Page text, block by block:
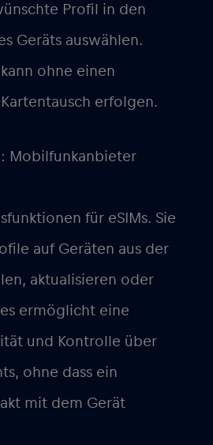
Profil in den
Geräts auswählen.
ohne einen
erfolgen.
Mobilfunkanbieter
für eSIMs. Sie
auf Geräten aus der
aktualisieren oder
ermöglicht eine
und Kontrolle über
ohne dass ein
mit dem Gerät